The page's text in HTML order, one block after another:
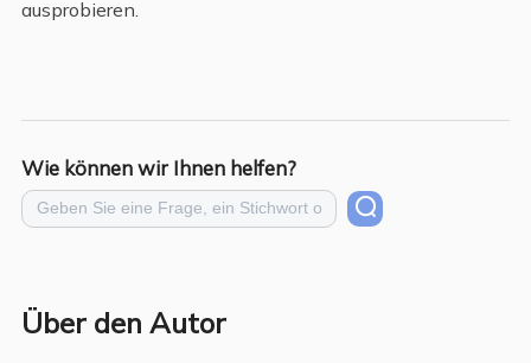
ausprobieren.
Wie können wir Ihnen helfen?
Über den Autor